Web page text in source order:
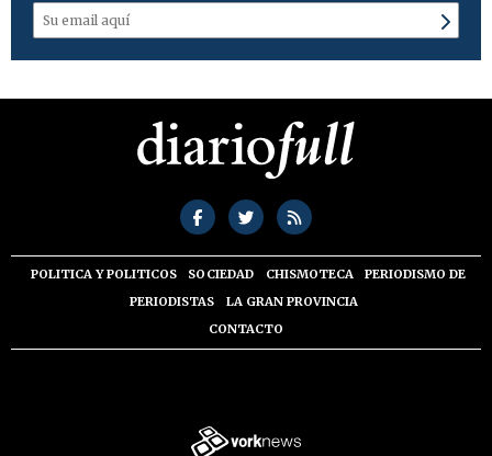
POLITICA Y POLITICOS SOCIEDAD CHISMOTECA
PERIODISMO DE
PERIODISTAS
LA GRAN PROVINCIA
CONTACTO